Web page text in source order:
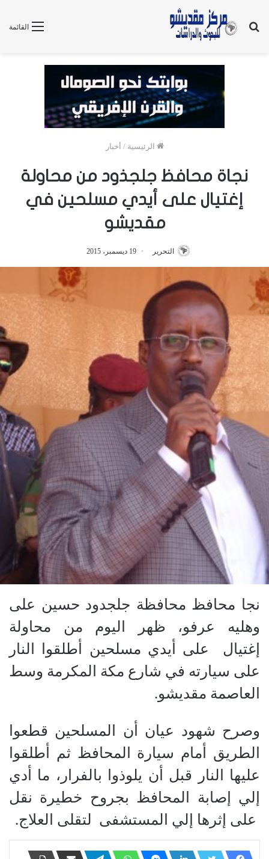
القائمة
بحث
الرئيسية / أخبار
نجاة محافظ جلجذود من محاولة
إغتيال على أيدي مسلحين في
مقديشو
التحرير 19 ديسمبر، 2015
نجا محافظ محافظة جلجدود حسين على
وهليه عرفو، ظهر اليوم من محاولة
إغتيال
على أيدي مسلحين أطلقوا النار
على سيارته في شارع مكة المكرمة وسط
العاصمة مقديشو.
وصرح شهود عيان أن المسلحين قطعوا
الطريق أمام سيارة المحافظ ثم أطلقوا
عليها النار قبل أن يلوذوا بالفرار، ما أدي
إلي إصابة المحافظ بجروح خطيرة نقل
على إثرها إلي المستشفى لتقلى العلاج.